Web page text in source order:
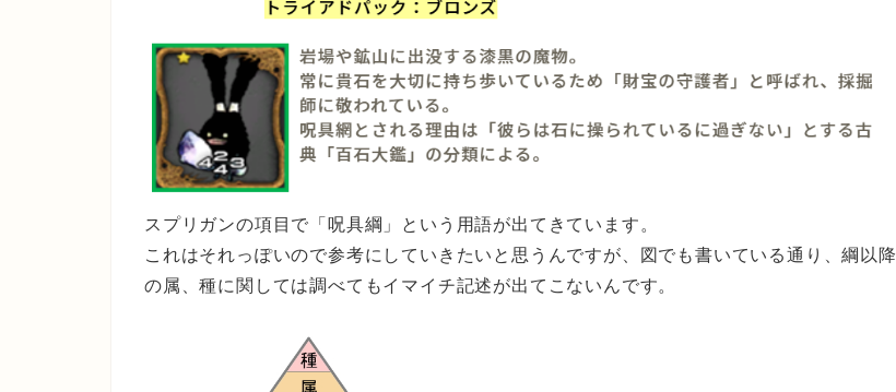
スプリガンの項目で「呪具綱」という用語が出てきています。
これはそれっぽいので参考にしていきたいと思うんですが、図でも書いている通り、綱以降
の属、種に関しては調べてもイマイチ記述が出てこないんです。